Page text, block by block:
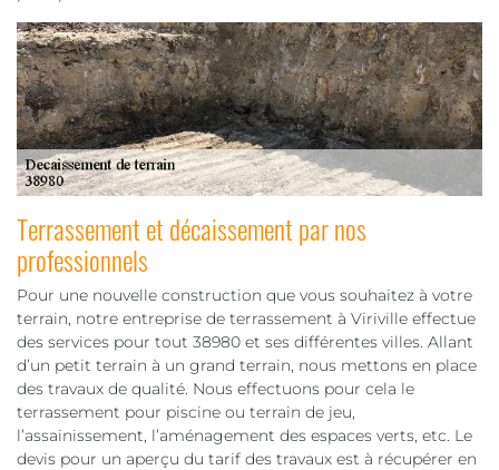
Terrassement et décaissement par nos
professionnels
Pour une nouvelle construction que vous souhaitez à votre
terrain, notre entreprise de terrassement à Viriville effectue
des services pour tout 38980 et ses différentes villes. Allant
d’un petit terrain à un grand terrain, nous mettons en place
des travaux de qualité. Nous effectuons pour cela le
terrassement pour piscine ou terrain de jeu,
l’assainissement, l’aménagement des espaces verts, etc. Le
devis pour un aperçu du tarif des travaux est à récupérer en